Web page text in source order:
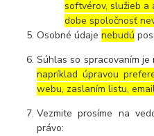
softvérov, služieb a
dobe spoločnosť
Osobné údajenebudú
Súhlas so spracovaním
napríklad úpravou
webu, zaslaním listu,
Vezmite prosíme na
právo: